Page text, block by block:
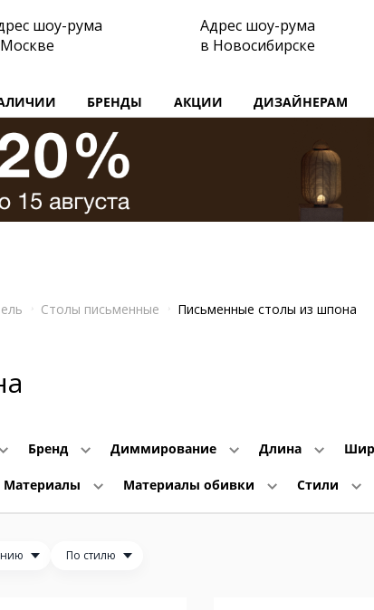
шоу-рума
Адрес шоу-рума
в Новосибирске
БРЕНДЫ АКЦИИ ДИЗАЙНЕРАМ
Столы письменные Письменные столы из шпона
Бренд Диммирование Длина
Материалы Материалы обивки Стили
По стилю